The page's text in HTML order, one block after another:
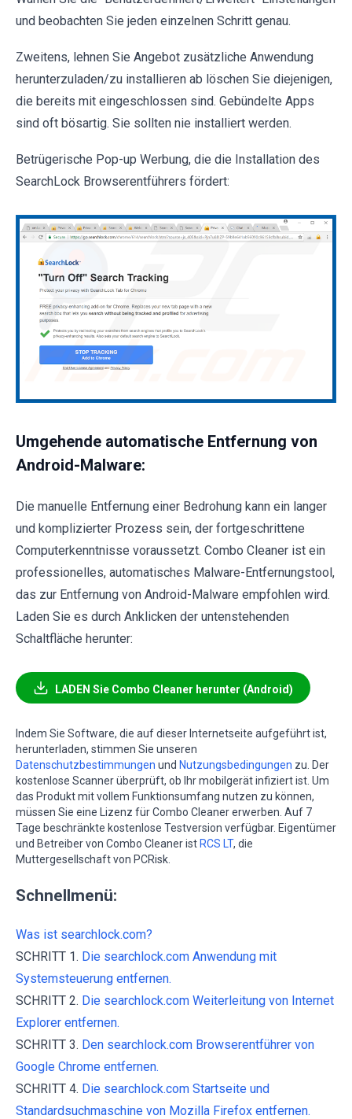
und beobachten Sie jeden einzelnen Schritt genau.
Zweitens, lehnen Sie Angebot zusätzliche Anwendung
herunterzuladen/zu installieren ab löschen Sie diejenigen,
die bereits mit eingeschlossen sind. Gebündelte Apps
sind oft bösartig. Sie sollten nie installiert werden.
Betrügerische Pop-up Werbung, die die Installation des
SearchLock Browserentführers fördert:
Umgehende automatische Entfernung von
Android-Malware:
Die manuelle Entfernung einer Bedrohung kann ein langer
und komplizierter Prozess sein, der fortgeschrittene
Computerkenntnisse voraussetzt. Combo Cleaner ist ein
professionelles, automatisches Malware-Entfernungstool,
das zur Entfernung von Android-Malware empfohlen wird.
Laden Sie es durch Anklicken der untenstehenden
Schaltfläche herunter:
LADEN Sie Combo Cleaner herunter (Android)
Indem Sie Software, die auf dieser Internetseite aufgeführt ist,
herunterladen, stimmen Sie unseren
Datenschutzbestimmungen und Nutzungsbedingungen zu. Der
kostenlose Scanner überprüft, ob Ihr mobilgerät infiziert ist. Um
das Produkt mit vollem Funktionsumfang nutzen zu können,
müssen Sie eine Lizenz für Combo Cleaner erwerben. Auf 7
Tage beschränkte kostenlose Testversion verfügbar. Eigentümer
und Betreiber von Combo Cleaner ist RCS LT, die
Muttergesellschaft von PCRisk.
Schnellmenü:
Was ist searchlock.com?
SCHRITT 1. Die searchlock.com Anwendung mit
Systemsteuerung entfernen.
SCHRITT 2. Die searchlock.com Weiterleitung von Internet
Explorer entfernen.
SCHRITT 3. Den searchlock.com Browserentführer von
Google Chrome entfernen.
SCHRITT 4. Die searchlock.com Startseite und
Standardsuchmaschine von Mozilla Firefox entfernen.